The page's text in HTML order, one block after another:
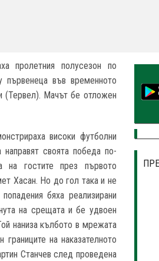
пролетния полусезон по
във временното
(Тервел). Мачът бе отложен
високи футболни
своята победа по-
на гостите през първото
Хасан. Но до гол така и не
бяха реализирани
на срещата и бе удвоен
наниза кълбото в мрежата
на наказателното
Станчев след проведена